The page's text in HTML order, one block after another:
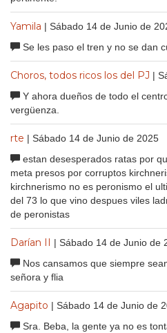
Yamila | Sábado 14 de Junio de
Se les paso el tren y no se dan
Choros, todos ricos los del PJ |
Y ahora dueños de todo el
vergüenza.
rte | Sábado 14 de Junio de 2025
estan desesperados ratas por
meta presos por corruptos
kirchnerismo no es peronismo el
del 73 lo que vino despues viles
de peronistas
Darían II | Sábado 14 de Junio de
Nos cansamos que siempre
señora y flia
Agapito | Sábado 14 de Junio de
Sra. Beba, la gente ya no es